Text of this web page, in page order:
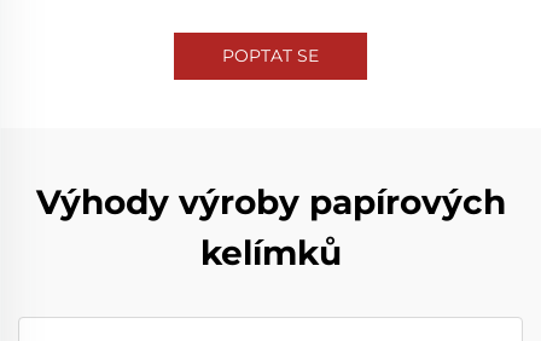
POPTAT SE
Výhody výroby papírových
kelímků